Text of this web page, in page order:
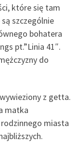
które się tam
szczególnie
bohatera
pt.”Linia 41″.
do
z getta.
matka
miasta